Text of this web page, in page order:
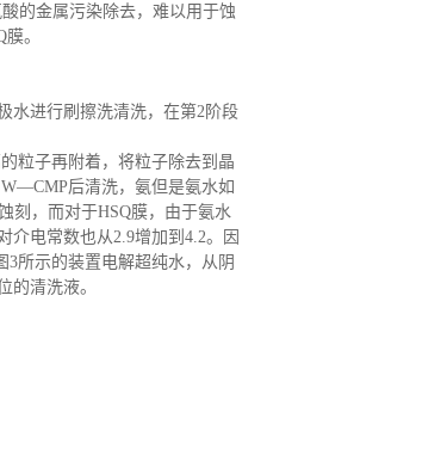
的金属污染除去，难以用于蚀
。
水进行刷擦洗清洗，在第2阶段
粒子再附着，将粒子除去到晶
W―CMP后清洗，氨但是氨水如
刻，而对于HSQ膜，由于氨水
电常数也从2.9增加到4.2。因
所示的装置电解超纯水，从阴
的清洗液。